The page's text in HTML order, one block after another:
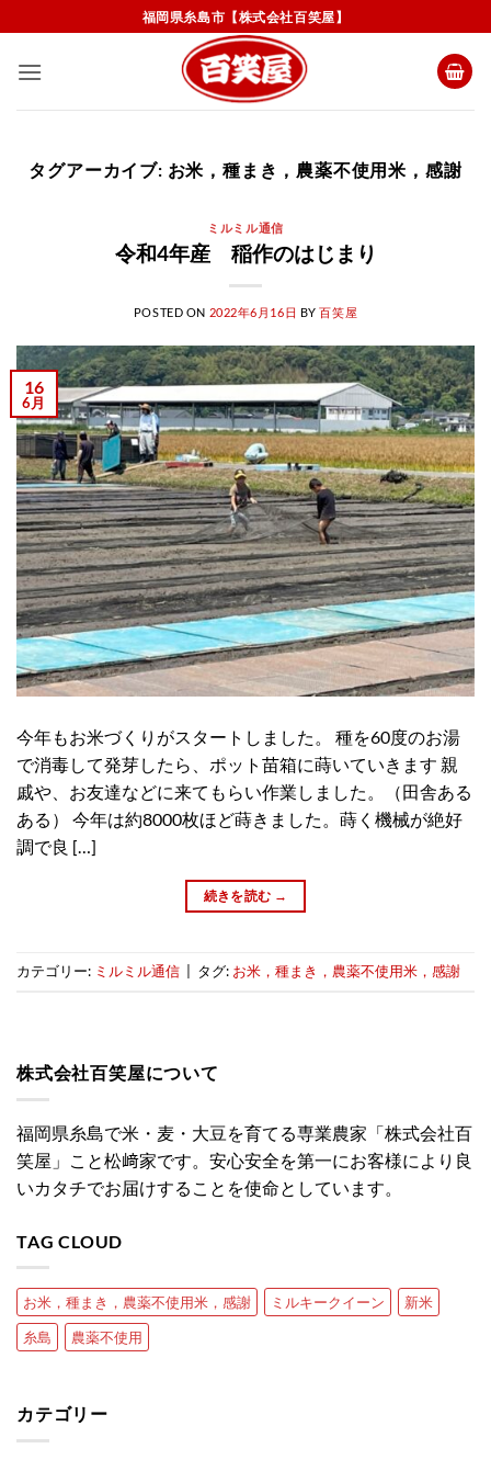
to
content
福岡県糸島市【株式会社百笑屋】
タグアーカイブ: お米，種まき，農薬不使用米，感謝
ミルミル通信
令和4年産 稲作のはじまり
POSTED ON 2022年6月16日 BY百笑屋
16
6月
今年もお米づくりがスタートしました。 種を60度のお湯
で消毒して発芽したら、ポット苗箱に蒔いていきます 親
戚や、お友達などに来てもらい作業しました。（田舎ある
ある） 今年は約8000枚ほど蒔きました。蒔く機械が絶好
調で良 […]
続きを読む →
カテゴリー: ミルミル通信 タグ: お米，種まき，農薬不使用米，感謝
株式会社百笑屋について
福岡県糸島で米・麦・大豆を育てる専業農家「株式会社百
笑屋」こと松﨑家です。安心安全を第一にお客様により良
いカタチでお届けすることを使命としています。
TAG CLOUD
お米，種まき，農薬不使用米，感謝 ミルキークイーン
新米
糸島
農薬不使用
カテゴリー